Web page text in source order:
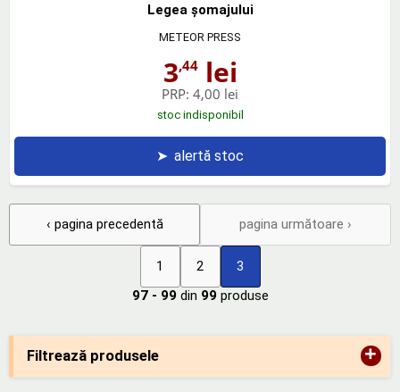
Filtrează produsele +
Legea şomajului
METEOR PRESS
3,44lei
PRP: 4,00 lei
stoc indisponibil
➤ alertă stoc
‹ pagina precedentă
1 2 3
pagina următoare ›
97 - 99 din 99 produse